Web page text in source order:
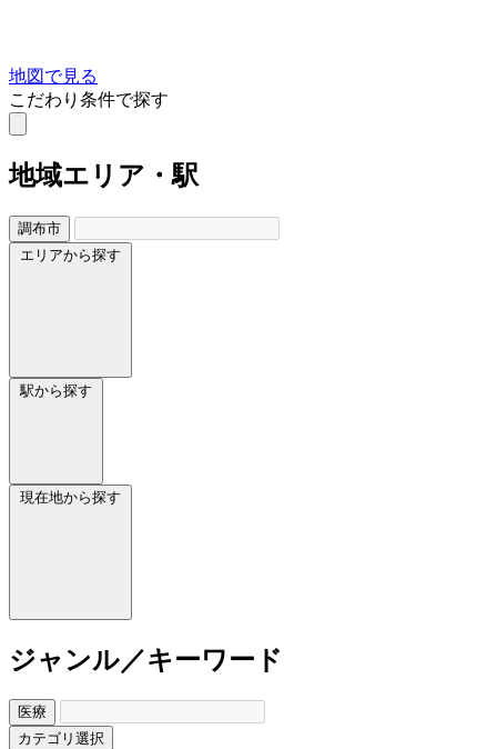
地図で見る
こだわり条件で探す
地域エリア・駅
調布市
エリアから探す
駅から探す
現在地から探す
ジャンル／キーワード
医療
カテゴリ選択